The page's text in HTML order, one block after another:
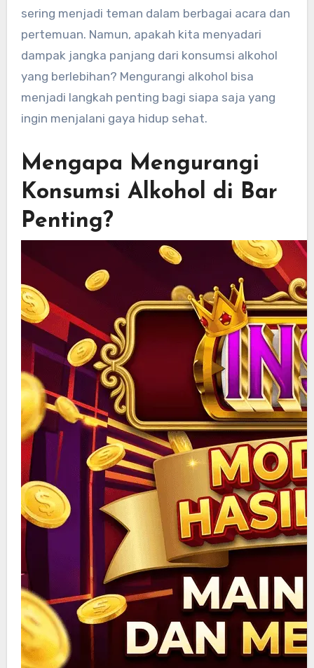
sering menjadi teman dalam berbagai acara dan
pertemuan. Namun, apakah kita menyadari
dampak jangka panjang dari konsumsi alkohol
yang berlebihan? Mengurangi alkohol bisa
menjadi langkah penting bagi siapa saja yang
ingin menjalani gaya hidup sehat.
Mengapa Mengurangi
Konsumsi Alkohol di Bar
Penting?